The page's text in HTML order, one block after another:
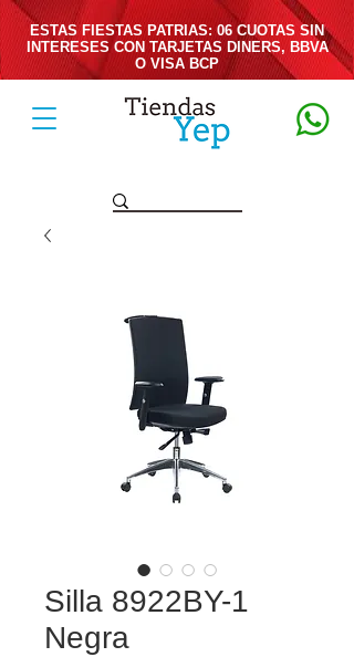
ESTAS FIESTAS PATRIAS: 06 CUOTAS SIN
INTERESES CON TARJETAS DINERS, BBVA
O VISA BCP
Silla 8922BY-1
Negra